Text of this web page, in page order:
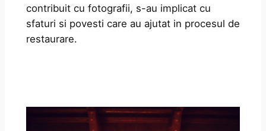
contribuit cu fotografii, s-au implicat cu
sfaturi si povesti care au ajutat in procesul de
restaurare.